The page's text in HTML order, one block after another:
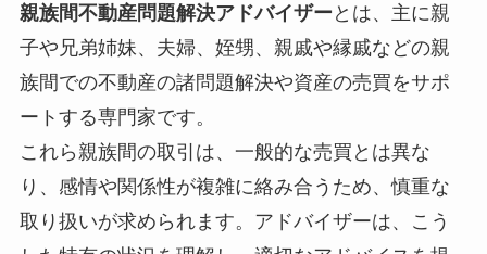
親族間不動産問題解決アドバイザー とは、主に親
子や兄弟姉妹、夫婦、姪甥、親戚や縁戚などの親
族間での不動産の諸問題解決や資産の売買をサポ
ートする専門家です。
これら親族間の取引は、一般的な売買とは異な
り、感情や関係性が複雑に絡み合うため、慎重な
取り扱いが求められます。アドバイザーは、こう